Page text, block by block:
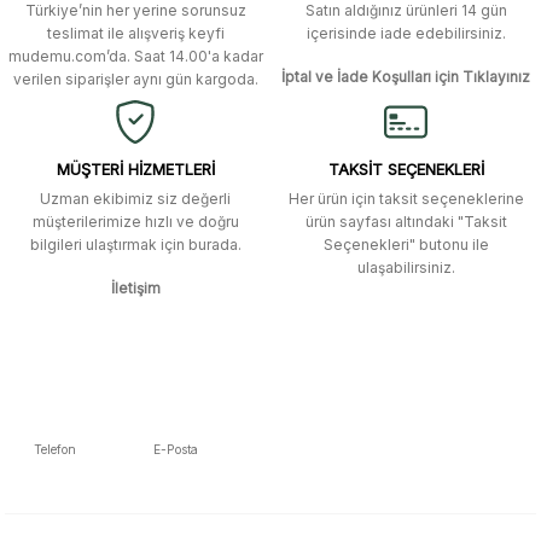
Ürün bilgilerinde hatalar bulunuyor.
Ürün fiyatı diğer sitelerden daha pahalı.
Bu ürüne benzer farklı alternatifler olmalı.
Murat Duman | 17/03/2026
Site güvenilir ve kullanışlı, fakat
kavela ve diğer ahşap aksesuarları
menü seçeneklerinde bulunmuyor,
spesifik olarak "kavela" terimini
aratarak bulunabilir.
M... K... | 12/12/2025
Ben bu kadar hızlı bir teslimat
Ben bu kadar hızlı bir teslimat
Türkiye’nin her yerine sorunsuz
teslimat ile alışveriş keyfi
mudemu.com’da. Saat 14.00'a kadar
verilen siparişler aynı gün kargoda.
Satın aldığınız ürünleri 14 gün
içerisinde iade edebilirsiniz.
İptal ve İade Koşulları için Tıklayınız
MÜŞTERİ HİZMETLERİ
Uzman ekibimiz siz değerli
müşterilerimize hızlı ve doğru
bilgileri ulaştırmak için burada.
İletişim
TAKSİT SEÇENEKLERİ
Her ürün için taksit seçeneklerine
ürün sayfası altındaki "Taksit
Seçenekleri" butonu ile
ulaşabilirsiniz.
Telefon E-Posta